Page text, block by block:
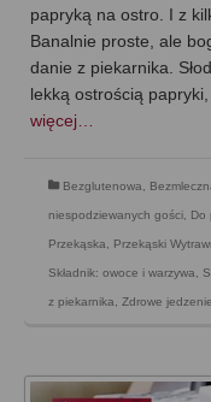
papryką na ostro. I z
Banalnie proste, ale
danie z piekarnika.
lekką ostrością
więcej…
Bezglutenowa
niespodziewanych gości Do
Przekąska Przekąski
Składnik: owoce i warzywa
z piekarnika Zdrowe jedzenie